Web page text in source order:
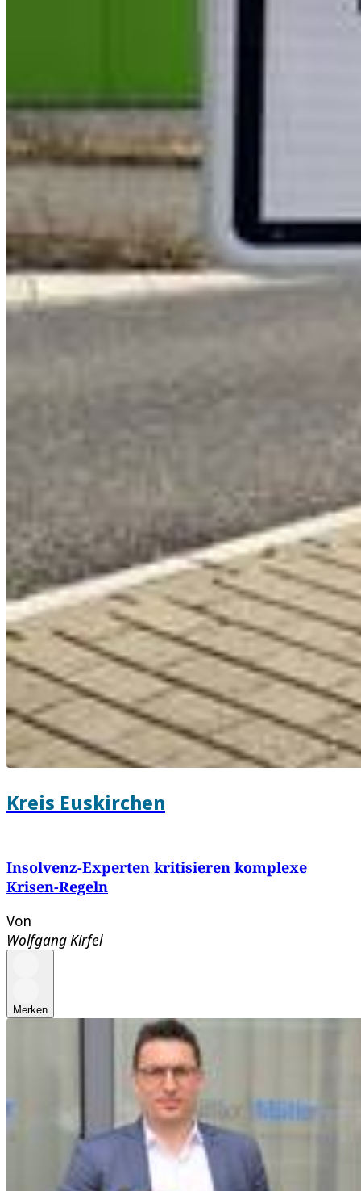
Kreis Euskirchen
Insolvenz-Experten kritisieren komplexe
Krisen-Regeln
Von
Wolfgang Kirfel
Merken